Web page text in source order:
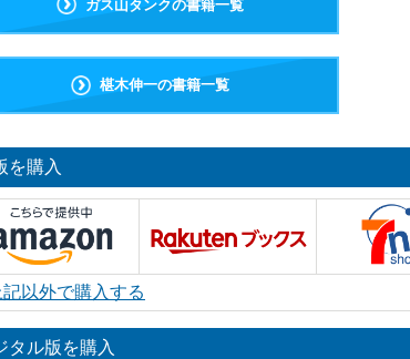
ガス山タンクの書籍一覧
椹木伸一の書籍一覧
を購入
以外で購入する
タル版を購入